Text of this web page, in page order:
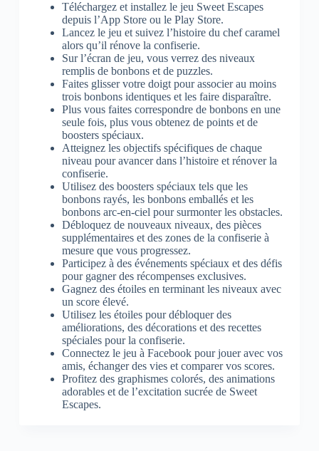
Téléchargez et installez le jeu Sweet Escapes
depuis l’App Store ou le Play Store.
Lancez le jeu et suivez l’histoire du chef caramel
alors qu’il rénove la confiserie.
Sur l’écran de jeu, vous verrez des niveaux
remplis de bonbons et de puzzles.
Faites glisser votre doigt pour associer au moins
trois bonbons identiques et les faire disparaître.
Plus vous faites correspondre de bonbons en une
seule fois, plus vous obtenez de points et de
boosters spéciaux.
Atteignez les objectifs spécifiques de chaque
niveau pour avancer dans l’histoire et rénover la
confiserie.
Utilisez des boosters spéciaux tels que les
bonbons rayés, les bonbons emballés et les
bonbons arc-en-ciel pour surmonter les obstacles.
Débloquez de nouveaux niveaux, des pièces
supplémentaires et des zones de la confiserie à
mesure que vous progressez.
Participez à des événements spéciaux et des défis
pour gagner des récompenses exclusives.
Gagnez des étoiles en terminant les niveaux avec
un score élevé.
Utilisez les étoiles pour débloquer des
améliorations, des décorations et des recettes
spéciales pour la confiserie.
Connectez le jeu à Facebook pour jouer avec vos
amis, échanger des vies et comparer vos scores.
Profitez des graphismes colorés, des animations
adorables et de l’excitation sucrée de Sweet
Escapes.